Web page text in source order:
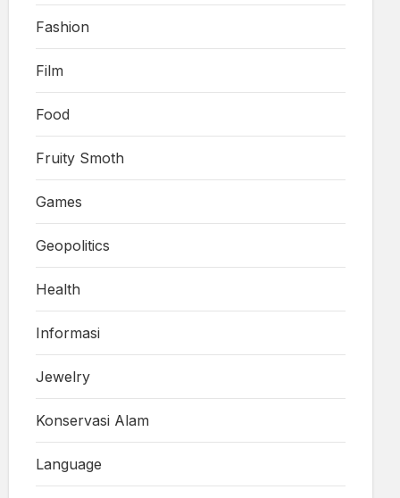
Fashion
Film
Food
Fruity Smoth
Games
Geopolitics
Health
Informasi
Jewelry
Konservasi Alam
Language